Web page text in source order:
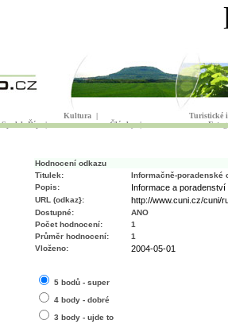
Kultura |
Turistické
Spolek Říp| Články|
Hodnocení odkazu
Titulek:
Informačně-poradenské
Popis:
Informace a
URL (odkaz}: http://www.cuni.cz/cuni/
Dostupné:
ANO
Počet hodnocení:
1
Průměr hodnocení:
1
Vloženo:
2004-05-01
5 bodů - super
4 body - dobré
3 body - ujde to